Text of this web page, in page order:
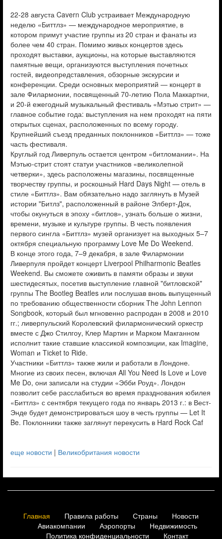
22-28 августа Cavern Club устраивает Международную
неделю «Биттлз» — международное мероприятие, в
котором примут участие группы из 20 стран и фанаты из
более чем 40 стран. Помимо живых концертов здесь
проходят выставки, аукционы, на которые выставляются
памятные вещи, организуются выступления почетных
гостей, видеопредставления, обзорные экскурсии и
конференции. Среди основных мероприятий — концерт в
зале Филармонии, посвященный 70-летию Пола Маккартни,
и 20-й ежегодный музыкальный фестиваль «Мэтью стрит» —
главное событие года: выступления на нем проходят на пяти
открытых сценах, расположенных по всему городу.
Крупнейший съезд преданных поклонников «Биттлз» — тоже
часть фестиваля.
Круглый год Ливерпуль остается центром «битломании». На
Мэтью-стрит стоят статуи участников «великолепной
четверки», здесь расположены магазины, посвященные
творчеству группы, и роскошный Hard Days Night — отель в
стиле «Биттлз». Вам обязательно надо заглянуть в Музей
истории "Битлз", расположенный в районе Элберт-Док,
чтобы окунуться в эпоху «битлов», узнать больше о жизни,
времени, музыке и культуре группы. В честь появления
первого сингла «Биттлз» музей организует на выходных 5–7
октября специальную программу Love Me Do Weekend.
В конце этого года, 7–9 декабря, в зале Филармонии
Ливерпуля пройдет концерт Liverpool Philharmonic Beatles
Weekend. Вы сможете оживить в памяти образы и звуки
шестидесятых, посетив выступление главной "битловской"
группы The Bootleg Beatles или послушав вновь выпущенный
по требованию общественности сборник The John Lennon
Songbook, который был мгновенно распродан в 2008 и 2010
гг.; ливерпульский Королевский филармонический оркестр
вместе с Джо Стилгоу, Клер Мартин и Марком Макганном
исполнит такие ставшие классикой композиции, как Imagine,
Woman и Ticket to Ride.
Участники «Биттлз» также жили и работали в Лондоне.
Многие из своих песен, включая All You Need Is Love и Love
Me Do, они записали на студии «Эбби Роуд». Лондон
позволит себе расслабиться во время празднования юбилея
«Биттлз» с сентября текущего года по январь 2013 г.: в Вест-
Энде будет демонстрироваться шоу в честь группы — Let It
Be. Поклонники также заглянут перекусить в Hard Rock Caf
еще новости | Великобритания новости
Главная Правила работы Страны
Новости
Авиакомпании
Аэропорты
Недвижимость
Политика конфиденциальности
Контакт